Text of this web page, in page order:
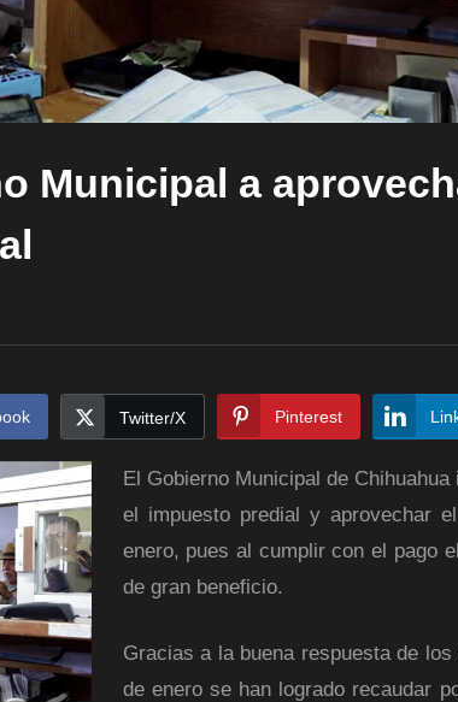
Municipal a
Twitter/X Pinterest
El Gobierno Municipal de
el impuesto predial y aprovechar
enero, pues al cumplir con el pago
de gran beneficio.
Gracias a la buena respuesta de
de enero se han logrado recaudar